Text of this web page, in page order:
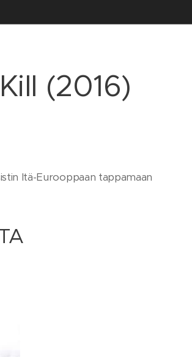
(2016)
Itä-Eurooppaan tappamaan